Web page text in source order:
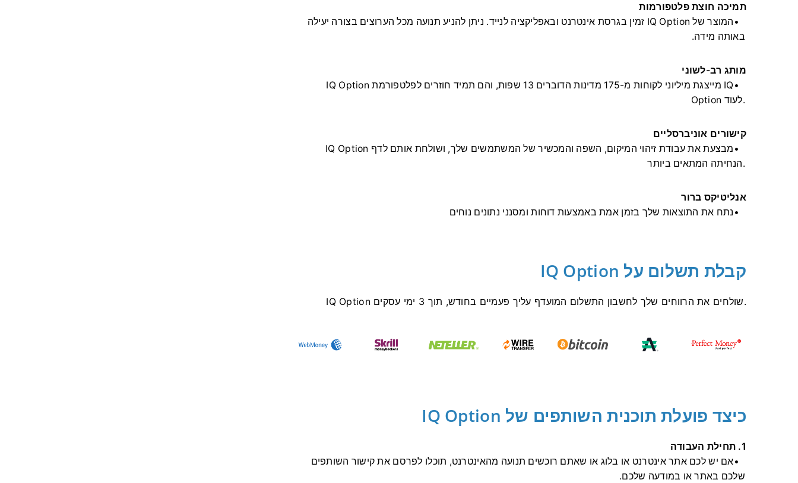
תמיכה חוצת פלטפורמות
המוצר של IQ Option זמין בגרסת אינטרנט ובאפליקציה לנייד. ניתן להניע תנועה מכל הערוצים בצורה יעילה
באותה מידה.
מותג רב-לשוני
IQ Option מייצגת מיליוני לקוחות מ-175 מדינות הדוברים 13 שפות, והם תמיד חוזרים לפלטפורמת IQ
Option לעוד.
קישורים אוניברסליים
IQ Option מבצעת את עבודת זיהוי המיקום, השפה והמכשיר של המשתמשים שלך, ושולחת אותם לדף
הנחיתה המתאים ביותר.
אנליטיקס ברור
נתח את התוצאות שלך בזמן אמת באמצעות דוחות ומסנני נתונים נוחים
קבלת תשלום על IQ Option
IQ Option שולחים את הרווחים שלך לחשבון התשלום המועדף עליך פעמיים בחודש, תוך 3 ימי עסקים.
כיצד פועלת תוכנית השותפים של IQ Option
1. תחילת העבודה
אם יש לכם אתר אינטרנט או בלוג או שאתם רוכשים תנועה מהאינטרנט, תוכלו לפרסם את קישור השותפים
שלכם באתר או במודעה שלכם.